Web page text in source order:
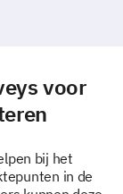
voor
bij het
in de